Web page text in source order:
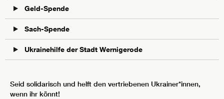
Geld-Spende
Sach-Spende
Ukrainehilfe der Stadt Wernigerode
Seid solidarisch und helft den vertriebenen Ukrainer*innen,
wenn ihr könnt!